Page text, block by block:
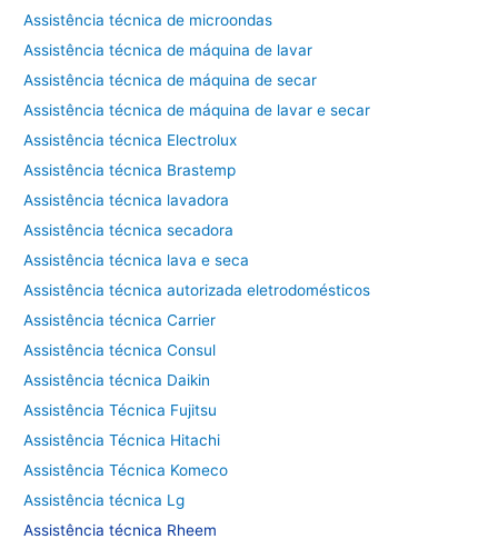
Assistência técnica de microondas
Assistência técnica de máquina de lavar
Assistência técnica de máquina de secar
Assistência técnica de máquina de lavar e secar
Assistência técnica Electrolux
Assistência técnica Brastemp
Assistência técnica lavadora
Assistência técnica secadora
Assistência técnica lava e seca
Assistência técnica autorizada eletrodomésticos
Assistência técnica Carrier
Assistência técnica Consul
Assistência técnica Daikin
Assistência Técnica Fujitsu
Assistência Técnica Hitachi
Assistência Técnica Komeco
Assistência técnica Lg
Assistência técnica Rheem